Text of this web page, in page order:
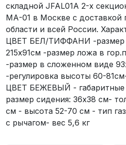
складной JFAL01A 2-х
МА-01 в Москве с доставкой
области и всей России.
ЦВЕТ БЕЛ/ТИФФАНИ -размер
215х91см -размер ложа в
-размер в сложенном виде
-регулировка высоты 60-
ЦВЕТ БЕЖЕВЫЙ - габаритные
размер сидения: 36х38 см-
см - высота 52-70 см - тип
с рычагом- вес 5,6 кг